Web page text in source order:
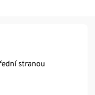
stranou